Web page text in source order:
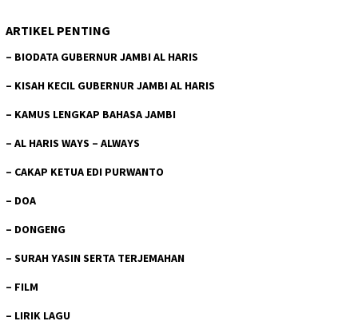
ARTIKEL PENTING
– BIODATA GUBERNUR JAMBI AL HARIS
– KISAH KECIL GUBERNUR JAMBI AL HARIS
– KAMUS LENGKAP BAHASA JAMBI
– AL HARIS WAYS – ALWAYS
– CAKAP KETUA EDI PURWANTO
– DOA
– DONGENG
– SURAH YASIN SERTA TERJEMAHAN
– FILM
– LIRIK LAGU